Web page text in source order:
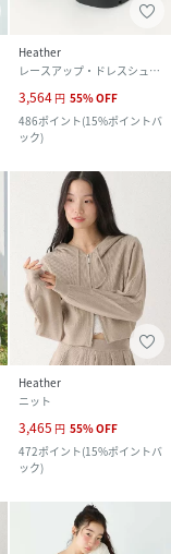
Heather
レースアップ・ドレスシューズ
3,564 円 55%OFF
486ポイント(15%ポイントバ
ック)
Heather
ニット
3,465 円 55%OFF
472ポイント(15%ポイントバ
ック)